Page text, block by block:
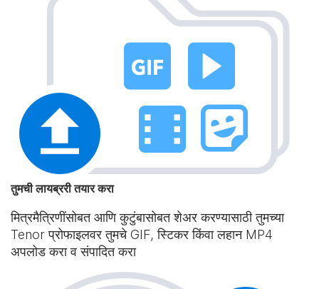
तुमची लायब्ररी तयार करा
मित्रमैत्रिणींसोबत आणि कुटुंबासोबत शेअर करण्यासाठी तुमच्या
Tenor प्रोफाइलवर तुमचे GIF, स्टिकर किंवा लहान MP4
अपलोड करा व संपादित करा